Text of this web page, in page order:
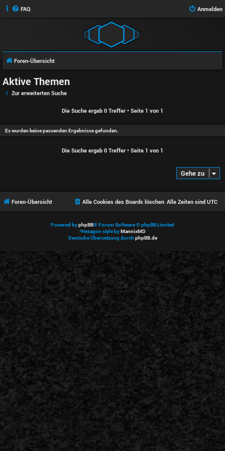
FAQ Anmelden
Foren-Übersicht
Aktive Themen
Zur erweiterten Suche
Die Suche ergab 0 Treffer • Seite 1 von 1
Es wurden keine passenden Ergebnisse gefunden.
Die Suche ergab 0 Treffer • Seite 1 von 1
Gehe zu
Foren-Übersicht Alle Zeiten sind UTC
Alle Cookies des Boards löschen
Powered byphpBB® Forum Software © phpBB Limited
*Hexagon style byMannixMD
Deutsche Übersetzung durchphpBB.de